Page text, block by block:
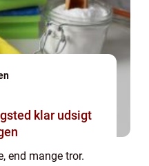
udsigt
end mange tror.